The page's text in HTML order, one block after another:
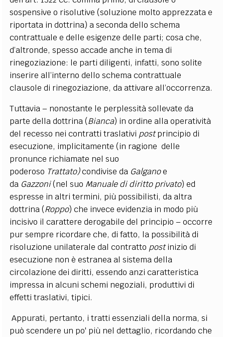
sospensive o risolutive (soluzione molto apprezzata e
riportata in dottrina) a seconda dello schema
contrattuale e delle esigenze delle parti; cosa che,
d’altronde, spesso accade anche in tema di
rinegoziazione: le parti diligenti, infatti, sono solite
inserire all’interno dello schema contrattuale
clausole di rinegoziazione, da attivare all’occorrenza.
Tuttavia – nonostante le perplessità sollevate da
parte della dottrina (Bianca) in ordine alla operatività
del recesso nei contratti traslativi postprincipio di
esecuzione, implicitamente (in ragione delle
pronunce richiamate nel suo
poderoso Trattato)condivise da Galganoe
da Gazzoni(nel suo Manuale di diritto privato) ed
espresse in altri termini, più possibilisti, da altra
dottrina (Roppo) che invece evidenzia in modo più
incisivo il carattere derogabile del principio – occorre
pur sempre ricordare che, di fatto, la possibilità di
risoluzione unilaterale dal contratto postinizio di
esecuzione non è estranea al sistema della
circolazione dei diritti, essendo anzi caratteristica
impressa in alcuni schemi negoziali, produttivi di
effetti traslativi, tipici.
Appurati, pertanto, i tratti essenziali della norma, si
può scendere un po' più nel dettaglio, ricordando che